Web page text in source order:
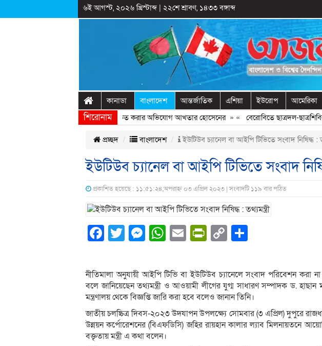
৬ই আগস্ট, ২০২৬ খ্রিস্টাব্দ| ২২শে শ্রাবণ, ১৪৩৩ বঙ্গাব্দ
কানাডা বাংলাদেশ আন্তর্জাতিক এশিয়া ইউরোপ আমেরিকা
শিরোনাম
অনুষ্ঠানের প্রামাণ্যচিত্রে ইতিহাস বিকৃত করার অভিযোগ আখতার হোসেনের» « বেরোবিতে ছাত্রদল-ছাত্রশিবির
প্রচ্ছদ বাংলাদেশ ইউটিউব চ্যানেল বা আইপি টিভিতে সংবাদ নিষিদ্ধ :
ইউটিউব চ্যানেল বা আইপি টিভিতে সংবাদ
প্রকাশিত হয়েছে : ১১:৫১:২৪,অপরাহ্ন ০৩ এপ্রিল ২০২৩ | সংবাদটি ১১৯ বার পঠিত
Facebook
Twitter
Messenger
WhatsApp
EmailPrintFriendly
Copy
নীতিমালা অনুযায়ী আইপি টিভি বা ইউটিউব চ্যানেলে সংবাদ পরিবেশন করা
বলে জানিয়েছেন তথ্যমন্ত্রী ও আওয়ামী লীগের যুগ্ম সাধারণ সম্পাদক ড.
মন্ত্রণালয় থেকে বিজ্ঞপ্তি জারি করা হবে বলেও জানান তিনি।
জাতীয় চলচ্চিত্র দিবস-২০২৩ উদযাপন উপলক্ষ্যে সোমবার (৩ এপ্রিল) দুপুরে
উন্নয়ন কর্পোরেশনের (বিএফডিসি) জহির রায়হান কালার ল্যাব মিলনায়তনে
বক্তৃতায় মন্ত্রী এ কথা বলেন।